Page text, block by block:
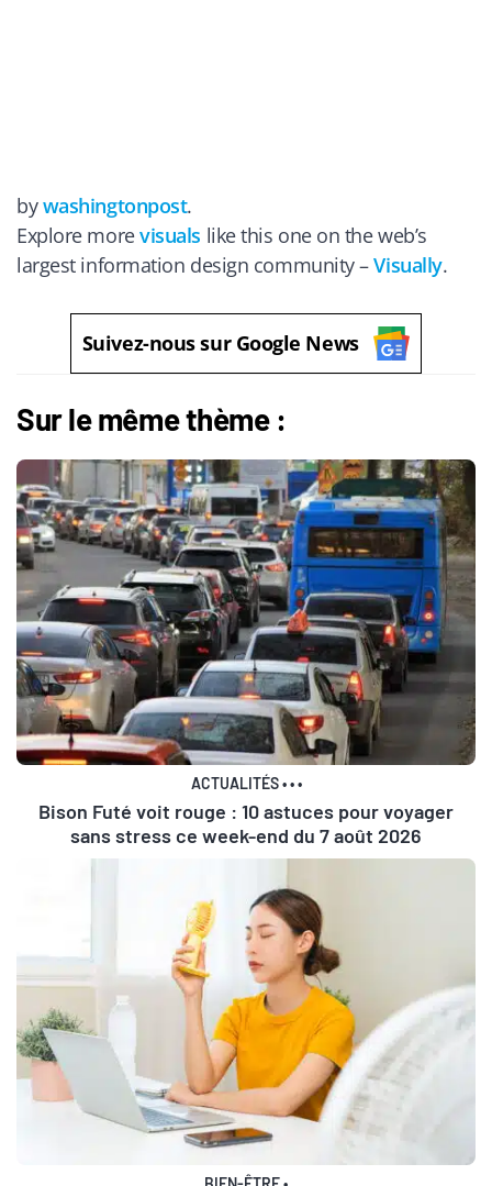
bywashingtonpost.
Explore morevisuals like this one on the web’s
largest information design community –Visually.
Suivez-nous sur Google News
Sur le même thème :
ACTUALITÉS•••
Bison Futé voit rouge : 10 astuces pour voyager
sans stress ce week-end du 7 août 2026